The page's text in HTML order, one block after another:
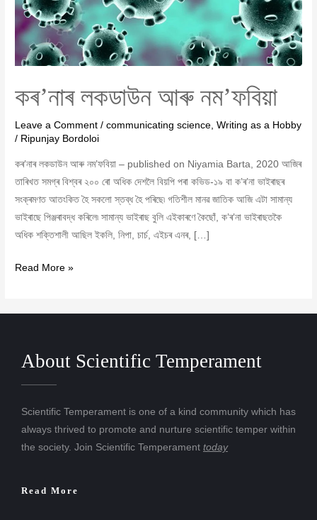
কৰ’নাৰ লকডাউন আৰু নম’ফবিয়া
Leave a Comment /communicating science,Writing as a Hobby
/ Ripunjay Bordoloi
কৰ’নাৰ লকডাউন আৰু নম’ফবিয়া – published on Niyamia Barta, 2020 আজিৰ
তাৰিখত সমগ্ৰ বিশ্বৰ ২০০ ৰো অধিক দেশলৈ বিয়পি পৰা কভিড-১৯ বা ক’ৰ’না ভাইৰাছৰ
সংক্ৰমণত আতংকিত হৈ সকলো স্তব্ধ হৈ পৰিছে৷ গতিশীল মানৱ জাতিক আজি এটা সামান্য
ভাইৰাছে পিঞ্জৰাবদ্ধ কৰিলে৷ সামান্য ভাইৰাছ বুলি এইকাৰণে কৈছোঁ, ক’ৰ’না ভাইৰাছতকৈ
অধিক শক্তিশালী আছিল ইকলি, নিপা, চাৰ্চ, এইচৰ এনৰ, […]
Read More »
About Scientific Temperament
Scientific Temperament is one of a kind community which has
always thrived to promote and nurture scientific temper within
the society. Join Scientific Temperament today
Read More